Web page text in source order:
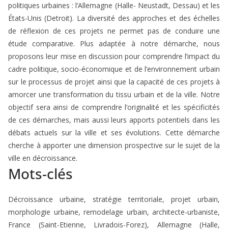
politiques urbaines : l’Allemagne (Halle- Neustadt, Dessau) et les
États-Unis (Detroit). La diversité des approches et des échelles
de réflexion de ces projets ne permet pas de conduire une
étude comparative. Plus adaptée à notre démarche, nous
proposons leur mise en discussion pour comprendre l’impact du
cadre politique, socio-économique et de l’environnement urbain
sur le processus de projet ainsi que la capacité de ces projets à
amorcer une transformation du tissu urbain et de la ville. Notre
objectif sera ainsi de comprendre l’originalité et les spécificités
de ces démarches, mais aussi leurs apports potentiels dans les
débats actuels sur la ville et ses évolutions. Cette démarche
cherche à apporter une dimension prospective sur le sujet de la
ville en décroissance.
Mots-clés
Décroissance urbaine, stratégie territoriale, projet urbain,
morphologie urbaine, remodelage urbain, architecte-urbaniste,
France (Saint-Etienne, Livradois-Forez), Allemagne (Halle,